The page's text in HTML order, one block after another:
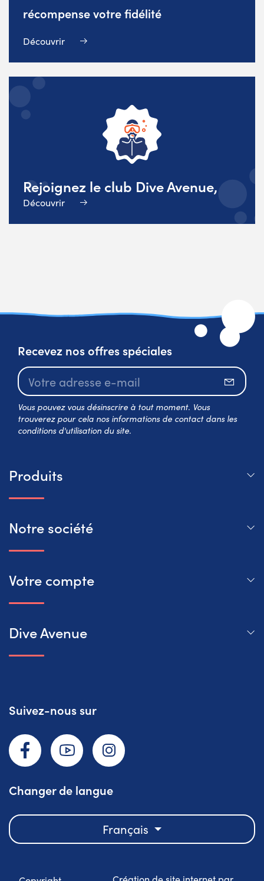
récompense votre fidélité
Découvrir
Rejoignez le club Dive Avenue,
Découvrir
Recevez nos offres spéciales
Vous pouvez vous désinscrire à tout moment. Vous
trouverez pour cela nos informations de contact dans les
conditions d'utilisation du site.
Produits
Notre société
Votre compte
Dive Avenue
Suivez-nous sur
Changer de langue
Français